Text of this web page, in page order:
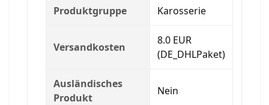
Produktgruppe Karosserie
Versandkosten
8.0 EUR
(DE_DHLPaket)
Ausländisches
Produkt
Nein